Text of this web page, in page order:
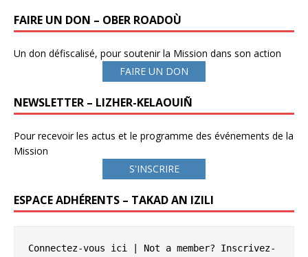
FAIRE UN DON – OBER ROADOÙ
Un don défiscalisé, pour soutenir la Mission dans son action
FAIRE UN DON
NEWSLETTER – LIZHER-KELAOUIÑ
Pour recevoir les actus et le programme des événements de la
Mission
S'INSCRIRE
ESPACE ADHÉRENTS – TAKAD AN IZILI
Connectez-vous ici | Not a member? Inscrivez-